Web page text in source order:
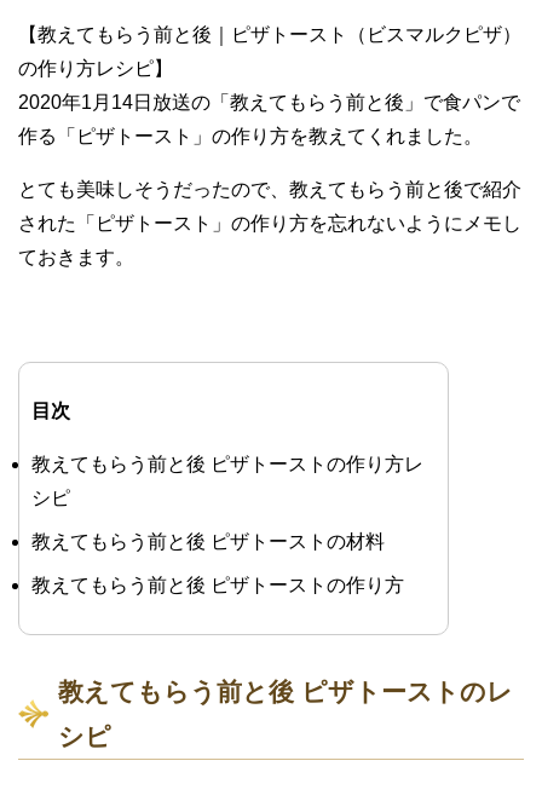
【教えてもらう前と後｜ピザトースト（ビスマルクピザ）
の作り方レシピ】
2020年1月14日放送の「教えてもらう前と後」で食パンで
作る「ピザトースト」の作り方を教えてくれました。
とても美味しそうだったので、教えてもらう前と後で紹介
された「ピザトースト」の作り方を忘れないようにメモし
ておきます。
目次
教えてもらう前と後 ピザトーストの作り方レ
シピ
教えてもらう前と後 ピザトーストの材料
教えてもらう前と後 ピザトーストの作り方
教えてもらう前と後 ピザトーストのレ
シピ